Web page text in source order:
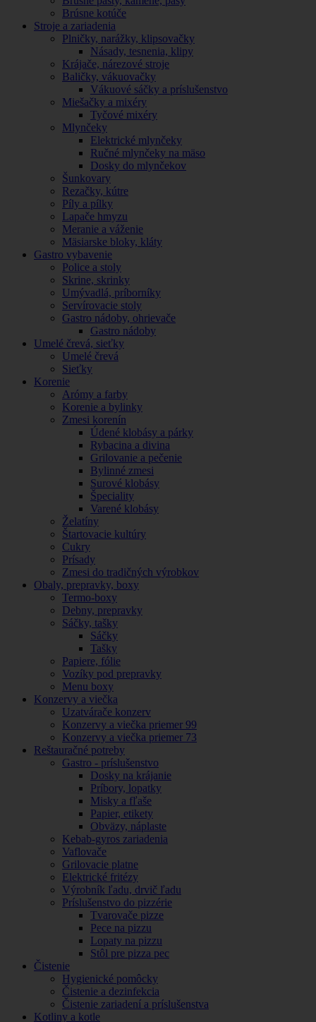
Brúsne kotúče
Stroje a zariadenia
Plničky, narážky, klipsovačky
Násady, tesnenia, klipy
Krájače, nárezové stroje
Baličky, vákuovačky
Vákuové sáčky a príslušenstvo
Miešačky a mixéry
Tyčové mixéry
Mlynčeky
Elektrické mlynčeky
Ručné mlynčeky na mäso
Dosky do mlynčekov
Šunkovary
Rezačky, kútre
Píly a pílky
Lapače hmyzu
Meranie a váženie
Mäsiarske bloky, kláty
Gastro vybavenie
Police a stoly
Skrine, skrinky
Umývadlá, príborníky
Servírovacie stoly
Gastro nádoby, ohrievače
Gastro nádoby
Umelé črevá, sieťky
Umelé črevá
Sieťky
Korenie
Arómy a farby
Korenie a bylinky
Zmesi korenín
Údené klobásy a párky
Rybacina a divina
Grilovanie a pečenie
Bylinné zmesi
Surové klobásy
Špeciality
Varené klobásy
Želatíny
Štartovacie kultúry
Cukry
Prísady
Zmesi do tradičných výrobkov
Obaly, prepravky, boxy
Termo-boxy
Debny, prepravky
Sáčky, tašky
Sáčky
Tašky
Papiere, fólie
Vozíky pod prepravky
Menu boxy
Konzervy a viečka
Uzatvárače konzerv
Konzervy a viečka priemer 99
Konzervy a viečka priemer 73
Reštauračné potreby
Gastro - príslušenstvo
Dosky na krájanie
Príbory, lopatky
Misky a fľaše
Papier, etikety
Obväzy, náplaste
Kebab-gyros zariadenia
Vaflovače
Grilovacie platne
Elektrické fritézy
Výrobník ľadu, drvič ľadu
Príslušenstvo do pizzérie
Tvarovače pizze
Pece na pizzu
Lopaty na pizzu
Stôl pre pizza pec
Čistenie
Hygienické pomôcky
Čistenie a dezinfekcia
Čistenie zariadení a príslušenstva
Kotliny a kotle